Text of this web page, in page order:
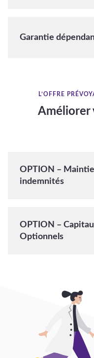
Garantie
L’OFFRE
Améliorer
OPTION –
indemnités
OPTION –
Optionnels